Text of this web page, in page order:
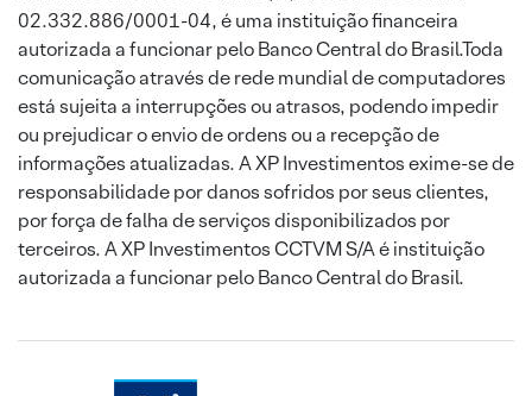
02.332.886/0001-04, é uma instituição financeira
autorizada a funcionar pelo Banco Central do Brasil.Toda
comunicação através de rede mundial de computadores
está sujeita a interrupções ou atrasos, podendo impedir
ou prejudicar o envio de ordens ou a recepção de
informações atualizadas. A XP Investimentos exime-se de
responsabilidade por danos sofridos por seus clientes,
por força de falha de serviços disponibilizados por
terceiros. A XP Investimentos CCTVM S/A é instituição
autorizada a funcionar pelo Banco Central do Brasil.